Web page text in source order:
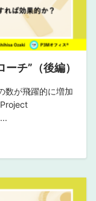
チ”（後編）
数が飛躍的に増加